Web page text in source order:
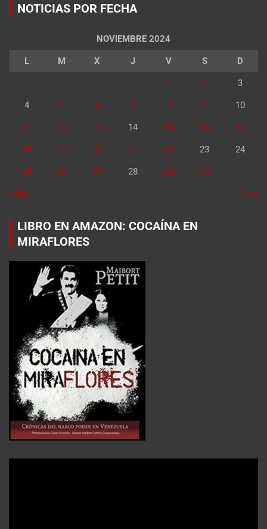
NOTICIAS POR FECHA
NOVIEMBRE 2024
L M X J V S D
1 2 3
4 5 6 7 8 9 10
11 12 13 14 15 16 17
18 19 20 21 22 23 24
25 26 27 28 29 30
« Oct Dic »
LIBRO EN AMAZON: COCAÍNA EN
MIRAFLORES